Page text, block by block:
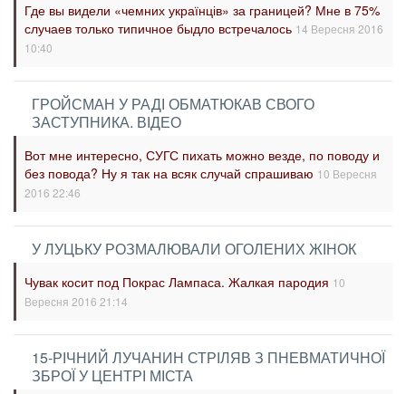
Где вы видели «чемних українців» за границей? Мне в 75%
случаев только типичное быдло встречалось 14 Вересня 2016
10:40
ГРОЙСМАН У РАДІ ОБМАТЮКАВ СВОГО
ЗАСТУПНИКА. ВІДЕО
Вот мне интересно, СУГС пихать можно везде, по поводу и
без повода? Ну я так на всяк случай спрашиваю 10 Вересня
2016 22:46
У ЛУЦЬКУ РОЗМАЛЮВАЛИ ОГОЛЕНИХ ЖІНОК
Чувак косит под Покрас Лампаса. Жалкая пародия 10
Вересня 2016 21:14
15-РІЧНИЙ ЛУЧАНИН СТРІЛЯВ З ПНЕВМАТИЧНОЇ
ЗБРОЇ У ЦЕНТРІ МІСТА